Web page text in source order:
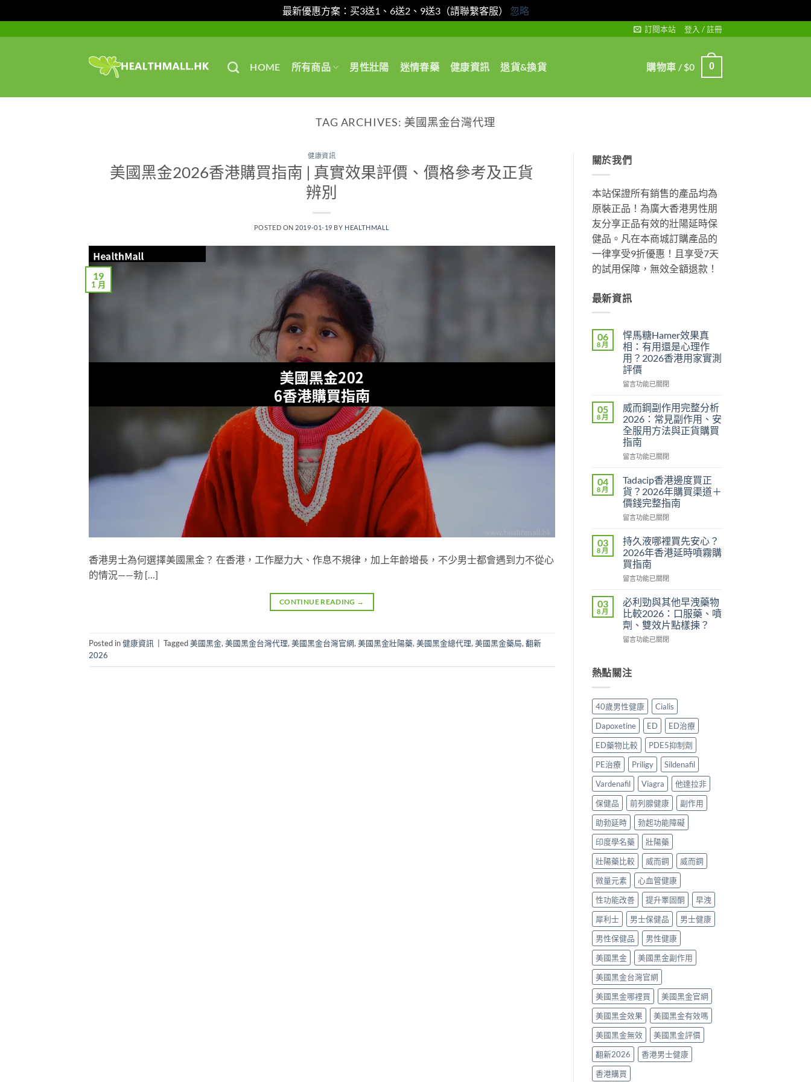
最新優惠方案：买3送1、6送2、9送3（請聯繫客服） 忽略
訂閱本站 登入 / 註冊
HOME 所有商品 男性壯陽 迷情春藥 健康資訊 退貨&換貨 購物車 /$0 0
TAG ARCHIVES: 美國黑金台灣代理
健康資訊
美國黑金2026香港購買指南 | 真實效果評價、價格參考及正貨
辨別
POSTED ON 2019-01-19 BY HEALTHMALL
19
1 月
香港男士為何選擇美國黑金？ 在香港，工作壓力大、作息不規律，加上年齡增長，不少男士都會遇到力不從心
的情況——勃 […]
CONTINUE READING →
Posted in健康資訊 Tagged美國黑金, 美國黑金台灣代理, 美國黑金台灣官網, 美國黑金壯陽藥, 美國黑金總代理, 美國黑金藥局, 翻新
2026
關於我們
本站保證所有銷售的產品均為
原裝正品！為廣大香港男性朋
友分享正品有效的壯陽延時保
健品。凡在本商城訂購產品的
一律享受9折優惠！且享受7天
的試用保障，無效全額退款！
最新資訊
06
8 月
悍馬糖Hamer效果真
相：有用還是心理作
用？2026香港用家實測
評價
在
馬
糖
Hamer
效
果
真
有
用
還
是
心
作
用？
2026
香
港
家
實
測
評
價〉
留言功能已關閉
05
8 月
威而鋼副作用完整分析
2026：常見副作用、安
全服用方法與正貨購買
指南
在
而
鋼
副
作
用
整
分
析
2026：
常
副
作
用、
安
全
方
正
貨
購
買
指
南〉
留言功能已關閉
04
8 月
Tadacip香港邊度買正
貨？2026年購買渠道＋
價錢完整指南
在
香
港
邊
度
買
貨？
2026
年
購
買
＋
完
整
指
南〉
中
留言功能已關閉
03
8 月
持久液哪裡買先安心？
2026年香港延時噴霧購
買指南
在
久
液
哪
裡
買
心？
香
港
延
時
噴
霧
買
指
南〉
留言功能已關閉
03
8 月
必利勁與其他早洩藥物
比較2026：口服藥、噴
劑、雙效片點樣揀？
在
勁
與
他
早
洩
藥
物
比
2026：
口
服
藥、
噴
劑、
雙
效
片
點
樣
揀？〉
中
留言功能已關閉
熱點關注
40歲男性健康
Cialis
Dapoxetine
ED
ED治療
ED藥物比較
PDE5抑制劑
PE治療
Priligy
Sildenafil
Vardenafil
Viagra
他達拉非
保健品
前列腺健康
副作用
助勃延時
勃起功能障礙
印度學名藥
壯陽藥
壯陽藥比較
威而鋼
威而鋼
微量元素
心血管健康
性功能改善
提升睪固酮
早洩
犀利士
男士保健品
男士健康
男性保健品
男性健康
美國黑金
美國黑金副作用
美國黑金台灣官網
美國黑金哪裡買
美國黑金官網
美國黑金效果
美國黑金有效嗎
美國黑金無效
美國黑金評價
翻新2026
香港男士健康
香港購買